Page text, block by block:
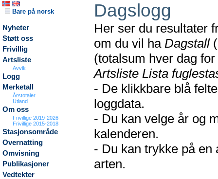
Bare på norsk
Nyheter
Støtt oss
Frivillig
Artsliste
Avvik
Logg
Merketall
Årstotaler
Utland
Om oss
Frivillige 2019-2026
Frivillige 2015-2018
Stasjonsområde
Overnatting
Omvisning
Publikasjoner
Vedtekter
Dagslogg
Her ser du resultater
om du vil ha Dagstall
(totalsum hver dag
Artsliste Lista
- De klikkbare blå
loggdata.
- Du kan velge år og
kalenderen.
- Du kan trykke på en
arten.